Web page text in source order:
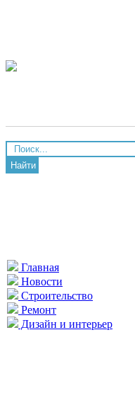
Найти
Главная
Новости
Строительство
Ремонт
Дизайн и интерьер